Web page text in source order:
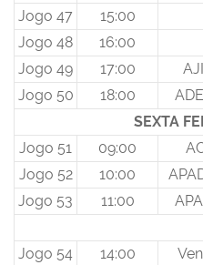
Jogo 47
15:00
Jogo 48
16:00
Jogo 49
17:00
Jogo 50
18:00
SEXTA
Jogo 51
09:00
Jogo 52
10:00
Jogo 53
11:00
Jogo 54
14:00